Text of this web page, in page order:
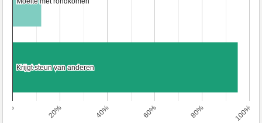
0% 20% 40% 60% 80% 100%
Krijgt steun van anderen
Krijgt steun van anderen